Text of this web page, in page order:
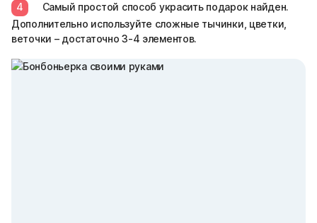
4
Самый простой способ украсить подарок найден.
Дополнительно используйте сложные тычинки, цветки,
веточки – достаточно 3-4 элементов.